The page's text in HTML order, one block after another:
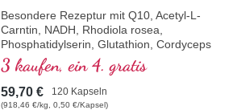
Besondere Rezeptur mit Q10, Acetyl-L-
Carntin, NADH, Rhodiola rosea,
Phosphatidylserin, Glutathion, Cordyceps
und Kupfer, welches zu einem normalen
Stoffwechsel zur Energiegewinnung
beiträgt (in Form von ATP in der
Zellatmungskette).
3 kaufen, ein 4. gratis
59,70 € 120 Kapseln
(918,46 €/kg, 0,50 €/Kapsel)